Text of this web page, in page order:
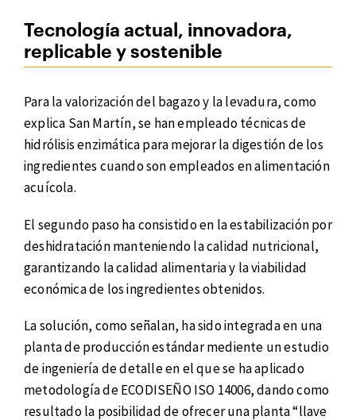
Tecnología actual, innovadora,
replicable y sostenible
Para la valorización del bagazo y la levadura, como
explica San Martín, se han empleado técnicas de
hidrólisis enzimática para mejorar la digestión de los
ingredientes cuando son empleados en alimentación
acuícola.
El segundo paso ha consistido en la estabilización por
deshidratación manteniendo la calidad nutricional,
garantizando la calidad alimentaria y la viabilidad
económica de los ingredientes obtenidos.
La solución, como señalan, ha sido integrada en una
planta de producción estándar mediente un estudio
de ingeniería de detalle en el que se ha aplicado
metodología de ECODISEÑO ISO 14006, dando como
resultado la posibilidad de ofrecer una planta “llave